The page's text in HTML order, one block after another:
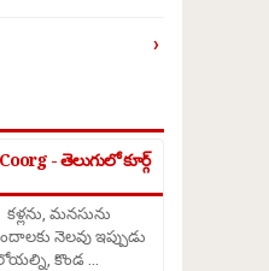
›
- తెలుగులో కూర్గ్
మనసును
నెలవు ఇప్పుడు
కొండ ...